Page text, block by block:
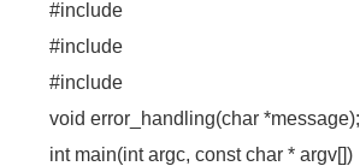
#include
#include
#include
void error_handling(char *message);
int main(int argc, const char * argv[])